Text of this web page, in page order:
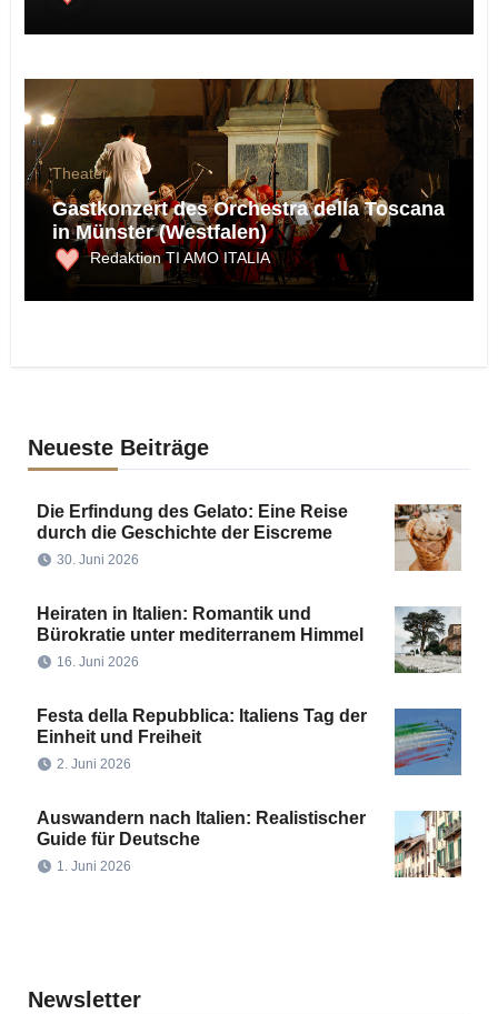
Theater
Gastkonzert des Orchestra della Toscana
in Münster (Westfalen)
Redaktion TI AMO ITALIA
Neueste Beiträge
Die Erfindung des Gelato: Eine Reise
durch die Geschichte der Eiscreme
30. Juni 2026
Heiraten in Italien: Romantik und
Bürokratie unter mediterranem Himmel
16. Juni 2026
Festa della Repubblica: Italiens Tag der
Einheit und Freiheit
2. Juni 2026
Auswandern nach Italien: Realistischer
Guide für Deutsche
1. Juni 2026
Newsletter